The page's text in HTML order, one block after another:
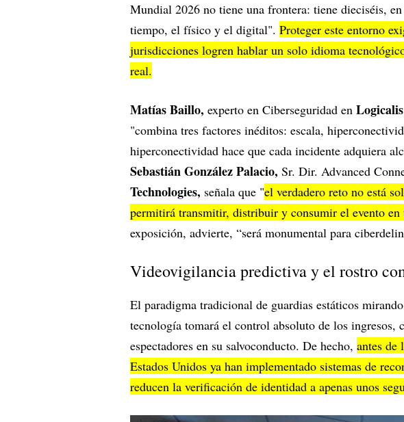
Mundial 2026 no tiene una frontera: tiene dieciséis,
tiempo, el físico y el digital". Proteger este entorno
jurisdicciones logren hablar un solo idioma
real.
Matías Baillo, experto en Ciberseguridad en
"combina tres factores inéditos: escala,
hiperconectividad hace que cada incidente adquiera
Sebastián González Palacio, Sr. Dir. Advanced
Technologies, señala que "el verdadero reto no está
permitirá transmitir, distribuir y consumir el evento en
exposición, advierte, “será monumental para
Videovigilancia predictiva y el rostro
El paradigma tradicional de guardias estáticos
tecnología tomará el control absoluto de los ingresos,
espectadores en su salvoconducto. De hecho, antes de
Estados Unidos ya han implementado sistemas de
reducen la verificación de identidad a apenas unos